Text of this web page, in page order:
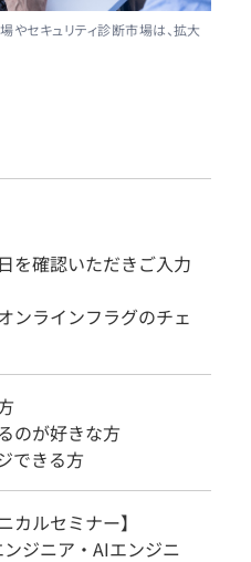
やセキュリティ診断市場は、拡大
を確認いただきご入力
ンラインフラグのチェ
のが好きな方
できる方
カルセミナー】
ジニア・AIエンジニ